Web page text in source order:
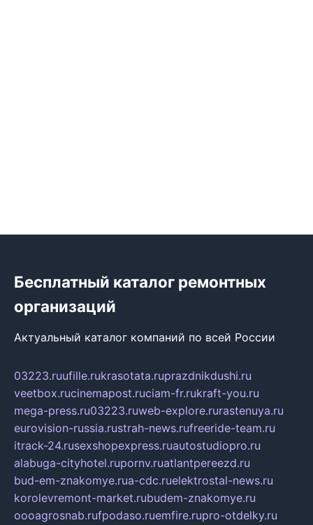
Бесплатный каталог ремонтных
организаций
Актуальный каталог компаний по всей России
03223.ruufille.rukrasotata.ruprazdnikdushi.ru
veetbox.rucinemapost.ruciam-fr.rukraft-you.ru
mega-press.ru03223.ruweb-explore.rurastenuya.ru
eurovision-russia.rustrah-news.rufreeride-team.ru
itrack-24.rusexshopexpress.ruautostudiopro.ru
alabuga-cityhotel.rupornv.ruatlantpereezd.ru
bud-em-znakomye.rua-cdc.ruelektrostal-news.ru
korolevremont-market.rubudem-znakomye.ru
oooagrosnab.rufpodaso.ruemfire.rupro-otdelky.ru